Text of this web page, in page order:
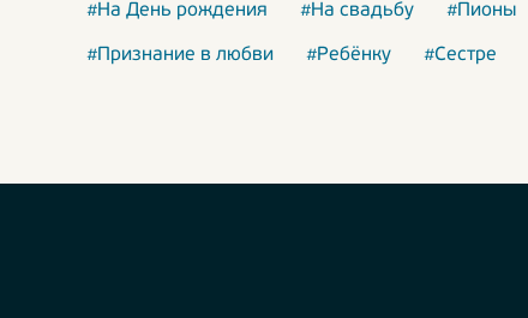
#На День рождения #На свадьбу #Пионы
#Признание в любви #Ребёнку #Сестре